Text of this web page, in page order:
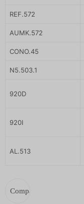
REF.572
AUMK.572
CONO.45
N5.503.1
920D
920I
AL.513